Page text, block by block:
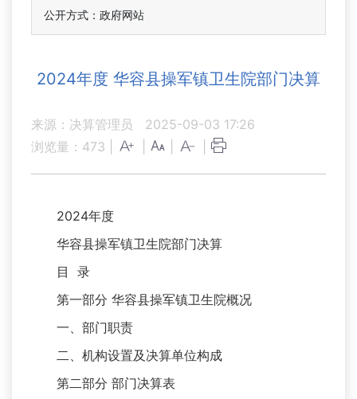
公开方式：政府网站
2024年度 华容县操军镇卫生院部门决算
来源：决算管理员
2025-09-03 17:26
浏览量： 473
2024年度
华容县操军镇卫生院部门决算
目 录
第一部分 华容县操军镇卫生院概况
一、部门职责
二、机构设置及决算单位构成
第二部分 部门决算表